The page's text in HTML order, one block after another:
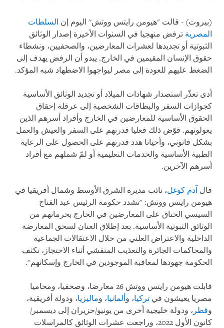
(بيروت) - قالت "هيومن رايتس ووتش'' اليوم إن السلطات
المصرية ترفض منهجيا في السنوات الأخيرة إصدار الوثائق
الثبوتية أو تجديدها لعشرات المعارضين، والصحفيين، ونشطاء
حقوق الإنسان المقيمين في الخارج. يبدو أن الرفض يهدف إلى
الضغط عليهم للعودة إلى مصر ليواجهوا الاضطهاد شبه المؤكد.
أدى تعذّر استصدار شهادات الميلاد أو تجديد الوثائق الأساسية
كجوازات السفر والبطاقات الشخصية إلى عرقلة إحقاق
الحقوق الأساسية للمعارضين في الخارج وأفراد أسرهم الذين
يعولونهم. قوّض ذلك فعليا قدرتهم على السفر والعيش والعمل
بشكل قانوني، وأحيانا هدد قدرتهم على الحصول على الرعاية
الطبية الأساسية والخدمات التعليمية أو لمّ شملهم مع أفراد
أسرهم الآخرين.
قال آدم كوغل، نائب مديرة الشرق الأوسط وشمال أفريقيا في
هيومن رايتس ووتش: "تشدد حكومة الرئيس عبد الفتاح
السيسي الخناق على المعارضين في الخارج بحرمانهم من
الوثائق الثبوتية الأساسية. بعد إطلاق العنان لسحق المعارضة
الداخلية والاعتراض العلني من خلال الاعتقالات الجماعية
والمحاكمات الجائرة والتعذيب المتفشي أثناء الاحتجاز، تكثف
الحكومة جهودها لمعاقبة الموجودين في الخارج وإسكاتهم".
قابلت هيومن رايتس ووتش 26 معارضا، وصحفيا، ومحاميا
مصريا يعيشون في تركيا، و ألمانيا، وماليزيا، ودولة أفريقية،
وقطر ، ودولة خليجية أخرى من يونيو/حزيران إلى ديسمبر/
كانون الأول 2022، وراجعت عشرات الوثائق كالمراسلات